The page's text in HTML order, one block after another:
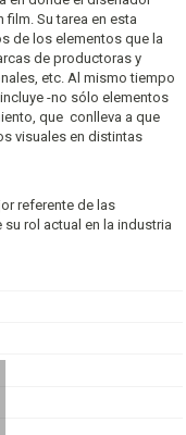
Su tarea en esta
de los elementos que la
de productoras y
etc. Al mismo tiempo
-no sólo elementos
que conlleva a que
visuales en distintas
referente de las
rol actual en la industria